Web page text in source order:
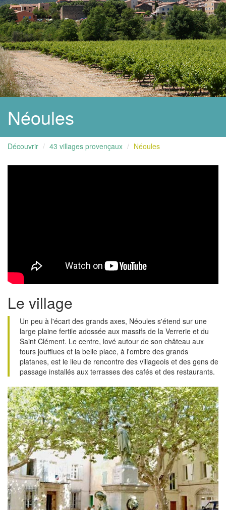
Néoules
Découvrir 43 villages provençaux Néoules
Le village
Un peu à l'écart des grands axes, Néoules s'étend sur une
large plaine fertile adossée aux massifs de la Verrerie et du
Saint Clément. Le centre, lové autour de son château aux
tours joufflues et la belle place, à l'ombre des grands
platanes, est le lieu de rencontre des villageois et des gens de
passage installés aux terrasses des cafés et des restaurants.